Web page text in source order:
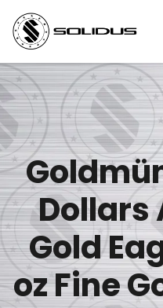
Dollars
Gold
oz Fine